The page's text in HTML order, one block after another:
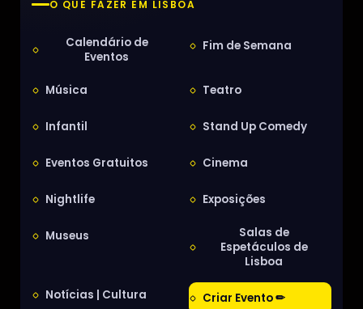
O QUE FAZER EM LISBOA
Calendário de
Eventos
Fim de Semana
Música Teatro
Infantil Stand Up Comedy
Eventos Gratuitos Cinema
Nightlife Exposições
Museus
Salas de
Espetáculos de
Lisboa
Notícias | Cultura Criar Evento ✏